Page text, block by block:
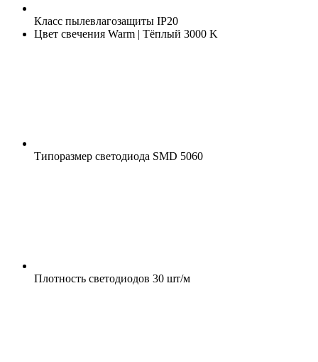
Класс пылевлагозащиты IP20
Цвет свечения Warm | Тёплый 3000 K
Типоразмер светодиода SMD 5060
Плотность светодиодов 30 шт/м